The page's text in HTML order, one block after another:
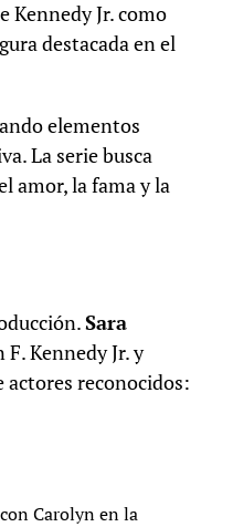
Kennedy Jr. como
destacada en el
elementos
La serie busca
amor, la fama y la
Sara
Kennedy Jr. y
actores reconocidos:
Carolyn en la